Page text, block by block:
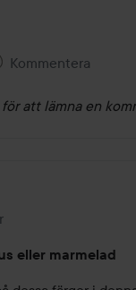
Kommentera
för att lämna en
skapades 6 dagar
eller marmelad